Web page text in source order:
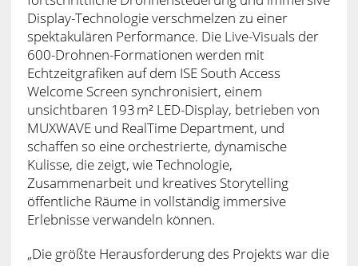
Display-Technologie verschmelzen zu einer
spektakulären Performance. Die Live-Visuals der
600-Drohnen-Formationen werden mit
Echtzeitgrafiken auf dem ISE South Access
Welcome Screen synchronisiert, einem
unsichtbaren 193 m² LED-Display, betrieben von
MUXWAVE und RealTime Department, und
schaffen so eine orchestrierte, dynamische
Kulisse, die zeigt, wie Technologie,
Zusammenarbeit und kreatives Storytelling
öffentliche Räume in vollständig immersive
Erlebnisse verwandeln können.
„Die größte Herausforderung des Projekts war die